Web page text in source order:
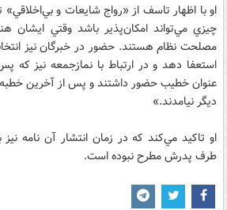
او با اظهار تاسف از «رواج شايعات و
چيزي مي‌تواند امکان‌پذير باشد وقتي
مصلحت نظام هستند. حضور در خبرگان نيز
استعفا دهد و در ارتباط با نمازجمعه نيز که
ديگر نيامدند.»
او تاکيد مي‌کند که در زمان انتشار آن نامه
طرف پدرش مطرح نبوده است.